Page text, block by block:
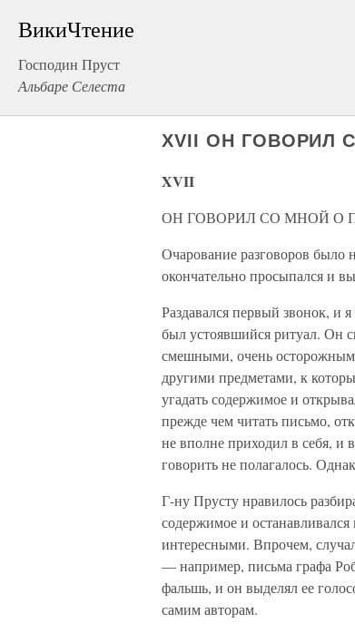
ВикиЧтение
Господин Пруст
Альбаре Селеста
XVII ОН ГОВОРИЛ
XVII
ОН ГОВОРИЛ СО МНОЙ О
Очарование разговоров было
окончательно просыпался и
Раздавался первый звонок, и
был устоявшийся ритуал. Он
смешными, очень
другими предметами, к
угадать содержимое и
прежде чем читать письмо,
не вполне приходил в себя, и
говорить не полага­лось.
Г-ну Прусту нравилось
содержимое и останавливался
интересными. Впрочем,
— например, письма графа
фальшь, и он выделял ее
самим авторам.